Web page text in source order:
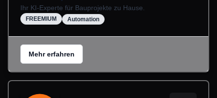
Ihr KI-Experte für Bauprojekte zu Hause.
FREEMIUM Automation
Mehr erfahren